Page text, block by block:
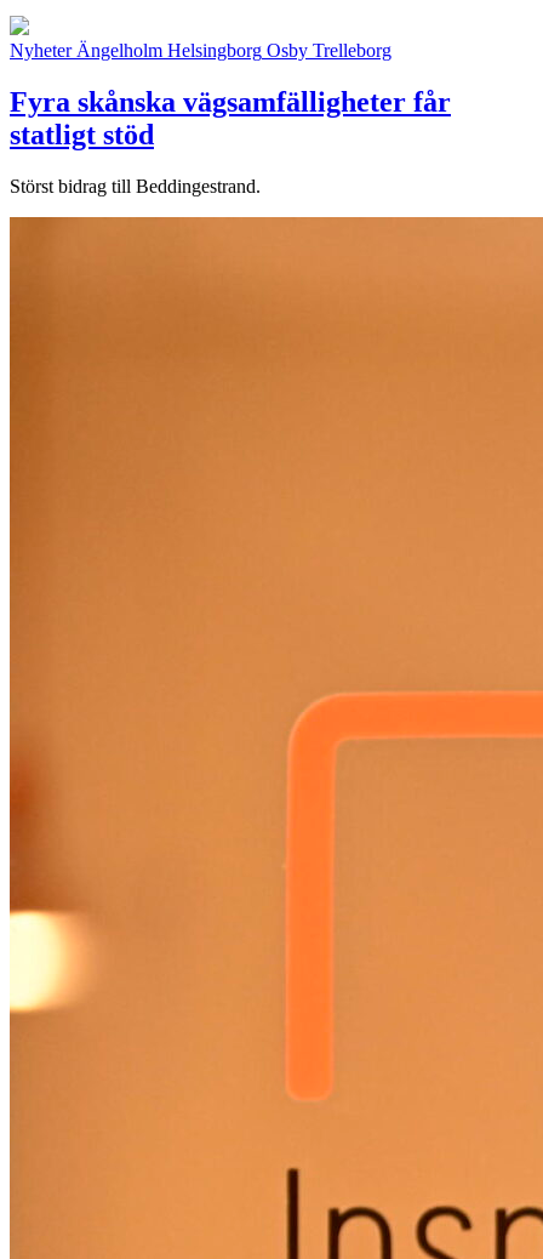
Nyheter Ängelholm Helsingborg Osby Trelleborg
Fyra skånska vägsamfälligheter får
statligt stöd
Störst bidrag till Beddingestrand.